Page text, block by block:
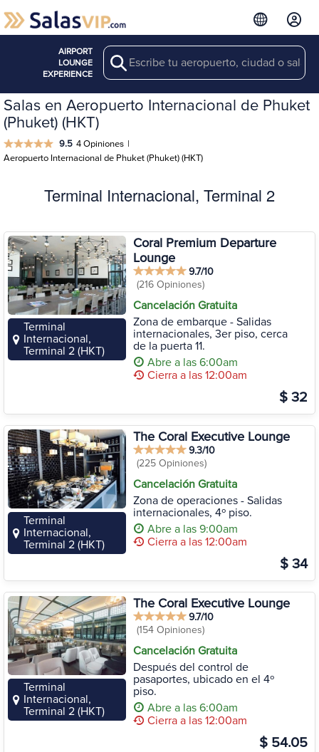
AIRPORT
LOUNGE
EXPERIENCE
Search
Salas en Aeropuerto Internacional de Phuket
(Phuket) (HKT)
9.5 4 Opiniones |
Aeropuerto Internacional de Phuket (Phuket) (HKT)
Terminal Internacional, Terminal 2
Terminal
Internacional,
Terminal 2 (HKT)
Coral Premium Departure
Lounge
9.7/10
(216 Opiniones)
Cancelación Gratuita
Zona de embarque - Salidas
internacionales, 3er piso, cerca
de la puerta 11.
Abre a las 6:00am
Cierra a las 12:00am
$ 32
Terminal
Internacional,
Terminal 2 (HKT)
The Coral Executive Lounge
9.3/10
(225 Opiniones)
Cancelación Gratuita
Zona de operaciones - Salidas
internacionales, 4º piso.
Abre a las 9:00am
Cierra a las 12:00am
$ 34
Terminal
Internacional,
Terminal 2 (HKT)
The Coral Executive Lounge
9.7/10
(154 Opiniones)
Cancelación Gratuita
Después del control de
pasaportes, ubicado en el 4º
piso.
Abre a las 6:00am
Cierra a las 12:00am
$ 54.05